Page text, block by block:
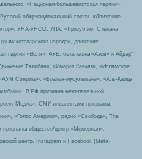
«Национал-большевистская партия»,
общенациональный союз», «Движение
УНА-УНСО, УПА, «Тризуб им. Степана
народа», движение
партия «Воля», АУЕ, батальоны «Азов» и Айдар″.
Талибан», «Имарат Кавказ», «Исламское
Синрике», «Братья-мусульмане», «Аль-Каида
В РФ признана нежелательной
Медиа». СМИ-иноагентами признаны:
«Голос Америки», радио «Свобода», The
общество/центр «Мемориал»,
центр. Instagram и Facebook (Metа)